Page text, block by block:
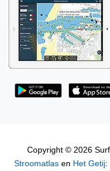
Copyright © 2026
Stroomatlasen Het Getij: